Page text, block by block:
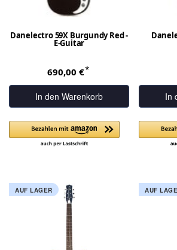
Danelectro 59X Burgundy Red -
E-Guitar
690,00 €*
In den Warenkorb In
AUF LAGER AUF